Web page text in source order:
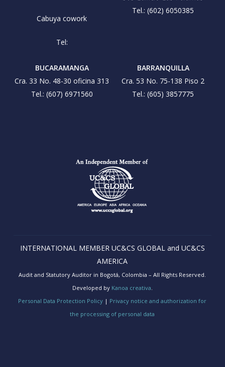
Cabuya cowork
Tel:
Tel.: (602) 6050385
BUCARAMANGA
Cra. 33 No. 48-30 oficina 313
Tel.: (607) 6971560
BARRANQUILLA
Cra. 53 No. 75-138 Piso 2
Tel.: (605) 3857775
INTERNATIONAL MEMBER UC&CS GLOBAL and UC&CS
AMERICA
Audit and Statutory Auditor in Bogotá, Colombia – All Rights Reserved.
Developed by Kanoa creativa.
Personal Data Protection Policy | Privacy notice and authorization for
the processing of personal data